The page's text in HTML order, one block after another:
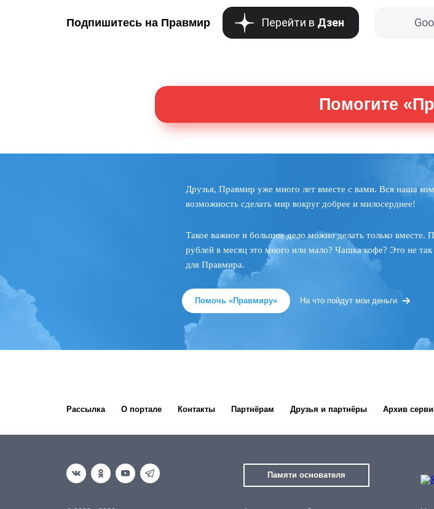
Подпишитесь на Правмир Перейти в Дзен
Помогите
Друзья, Правмир уже много лет вместе с вами. Вся наша
возможность сделать мир вокруг добрее и милосерднее!
Такое важное и большое дело можно делать только
рублей в месяц это много или мало? Чашка кофе? Это не
для Правмира.
Помочь «Правмиру» На что пойдут мои деньги
Рассылка О портале Контакты Партнёрам Друзья и партнёры Архив
Памяти основателя